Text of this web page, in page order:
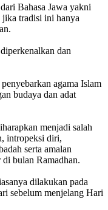
Bahasa Jawa yakni
jika tradisi ini hanya
dan
agama Islam
budaya dan adat
menjadi salah
intropeksi diri,
serta amalan
bulan Ramadhan.
dilakukan pada
sebelum menjelang Hari